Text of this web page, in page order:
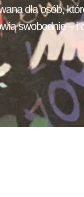
dla osób,
swobodnie – i